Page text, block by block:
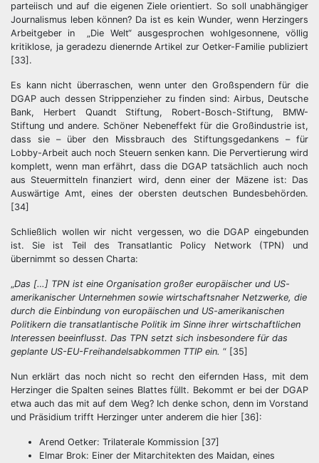
parteiisch und auf die eigenen Ziele orientiert. So soll unabhängiger
Journalismus leben können? Da ist es kein Wunder, wenn Herzingers
Arbeitgeber in „Die Welt“ ausgesprochen wohlgesonnene, völlig
kritiklose, ja geradezu dienernde Artikel zur Oetker-Familie publiziert
[33].
Es kann nicht überraschen, wenn unter den Großspendern für die
DGAP auch dessen Strippenzieher zu finden sind: Airbus, Deutsche
Bank, Herbert Quandt Stiftung, Robert-Bosch-Stiftung, BMW-
Stiftung und andere. Schöner Nebeneffekt für die Großindustrie ist,
dass sie – über den Missbrauch des Stiftungsgedankens – für
Lobby-Arbeit auch noch Steuern senken kann. Die Pervertierung wird
komplett, wenn man erfährt, dass die DGAP tatsächlich auch noch
aus Steuermitteln finanziert wird, denn einer der Mäzene ist: Das
Auswärtige Amt, eines der obersten deutschen Bundesbehörden.
[34]
Schließlich wollen wir nicht vergessen, wo die DGAP eingebunden
ist. Sie ist Teil des Transatlantic Policy Network (TPN) und
übernimmt so dessen Charta:
„Das […] TPN ist eine Organisation großer europäischer und US-
amerikanischer Unternehmen sowie wirtschaftsnaher Netzwerke, die
durch die Einbindung von europäischen und US-amerikanischen
Politikern die transatlantische Politik im Sinne ihrer wirtschaftlichen
Interessen beeinflusst. Das TPN setzt sich insbesondere für das
geplante US-EU-Freihandelsabkommen TTIP ein. “ [35]
Nun erklärt das noch nicht so recht den eifernden Hass, mit dem
Herzinger die Spalten seines Blattes füllt. Bekommt er bei der DGAP
etwa auch das mit auf dem Weg? Ich denke schon, denn im Vorstand
und Präsidium trifft Herzinger unter anderem die hier [36]:
Arend Oetker: Trilaterale Kommission [37]
Elmar Brok: Einer der Mitarchitekten des Maidan, eines